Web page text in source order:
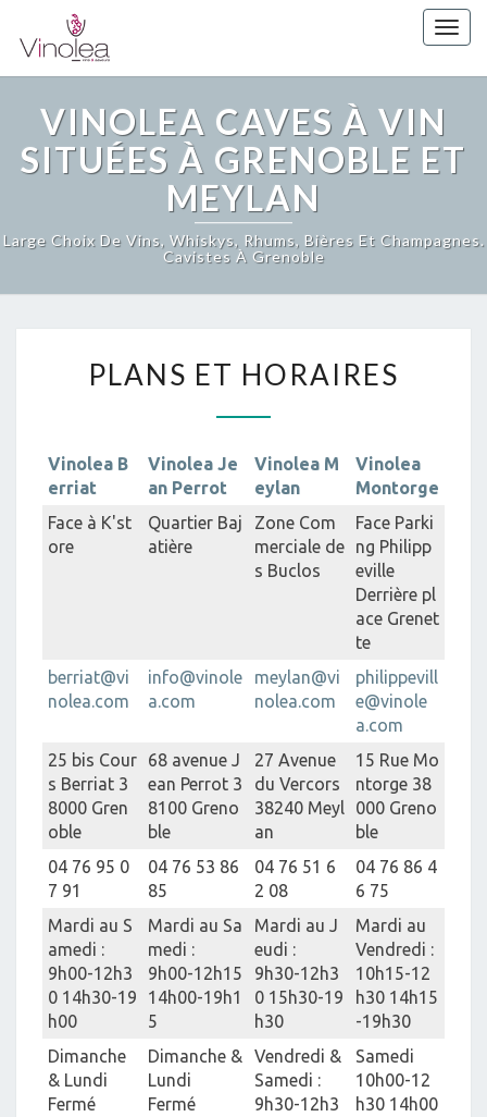
content
VINOLEA CAVES À VIN
SITUÉES À GRENOBLE ET
MEYLAN
Large Choix De Vins, Whiskys, Rhums, Bières Et Champagnes.
Cavistes À Grenoble
ET
PLANS ET HORAIRES
Vinolea B
erriat
Vinolea Je
an Perrot
Vinolea M
eylan
Vinolea
Montorge
Face à K'st
ore
Quartier Baj
atière
Zone Com
merciale de
s Buclos
Face Parki
ng Philipp
eville
Derrière pl
ace Grenet
te
berriat@vi
nolea.com
info@vinole
a.com
meylan@vi
nolea.com
philippevill
e@vinole
a.com
25 bis Cour
s Berriat 3
8000 Gren
oble
68 avenue J
ean Perrot 3
8100 Greno
ble
27 Avenue
du Vercors
38240 Meyl
an
15 Rue Mo
ntorge 38
000 Greno
ble
04 76 95 0
7 91
04 76 53 86
85
04 76 51 6
2 08
04 76 86 4
6 75
Mardi au S
amedi :
9h00-12h3
0 14h30-19
h00
Mardi au Sa
medi :
9h00-12h15
14h00-19h1
5
Mardi au J
eudi :
9h30-12h3
0 15h30-19
h30
Mardi au
Vendredi :
10h15-12
h30 14h15
-19h30
Dimanche
& Lundi
Fermé
Dimanche &
Lundi
Fermé
Vendredi &
Samedi :
9h30-12h3
Samedi
10h00-12
h30 14h00